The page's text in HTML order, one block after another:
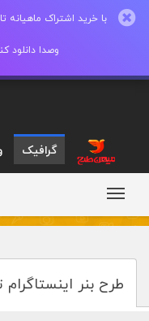
وصدا دانلود
گرافیک
طرح بنر اینستاگرام